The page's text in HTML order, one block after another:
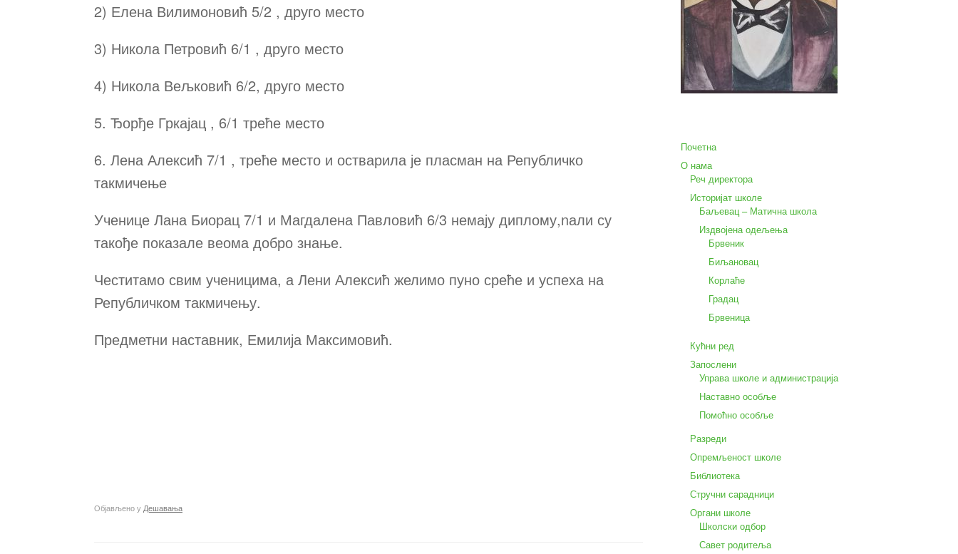
2) Елена Вилимоновић 5/2 , друго место
3) Никола Петровић 6/1 , друго место
4) Никола Вељковић 6/2, друго место
5. Ђорђе Гркајац , 6/1 треће место
6. Лена Алексић 7/1 , треће место и остварила је пласман на Републичко
такмичење
Ученице Лана Биорац 7/1 и Магдалена Павловић 6/3 немају диплому,nали су
такође показале веома добро знање.
Честитамо свим ученицима, а Лени Алексић желимо пуно среће и успеха на
Републичком такмичењу.
Предметни наставник, Емилија Максимовић.
Објављено у Дешавања
Почетна
О нама
Реч директора
Историјат школе
Баљевац – Матична школа
Издвојена одељења
Брвеник
Биљановац
Корлаће
Градац
Брвеница
Кућни ред
Запослени
Управа школе и администрација
Наставно особље
Помоћно особље
Разреди
Опремљеност школе
Библиотека
Стручни сарадници
Органи школе
Школски одбор
Савет родитеља